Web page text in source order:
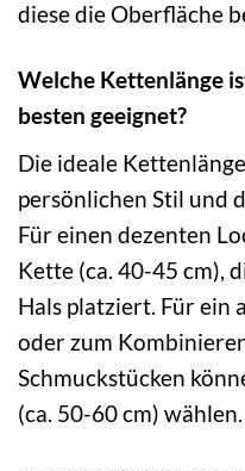
diese die Oberfläche
Welche Kettenlänge
besten geeignet?
Die ideale
persönlichen Stil und
Für einen dezenten
Kette (ca. 40-45 cm),
Hals platziert. Für ein
oder zum
Schmuckstücken
(ca. 50-60 cm) wählen.